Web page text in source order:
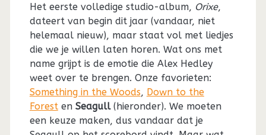
Het eerste volledige studio-album, Orixe,
dateert van begin dit jaar (vandaar, niet
helemaal nieuw), maar staat vol met liedjes
die we je willen laten horen. Wat ons met
name grijpt is de emotie die Alex Hedley
weet over te brengen. Onze favorieten:
Something in the Woods, Down to the
Foresten Seagull(hieronder). We moeten
een keuze maken, dus vandaar dat je